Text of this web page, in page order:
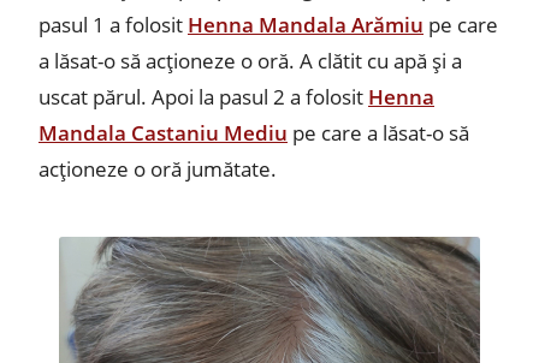
pasul 1 a folosit Henna Mandala Arămiu pe care
a lăsat-o să acționeze o oră. A clătit cu apă și a
uscat părul. Apoi la pasul 2 a folosit Henna
Mandala Castaniu Mediu pe care a lăsat-o să
acționeze o oră jumătate.